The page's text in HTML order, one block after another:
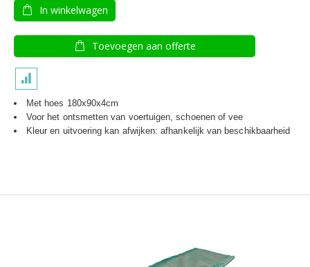
In winkelwagen
Toevoegen aan offerte
Met hoes 180x90x4cm
Voor het ontsmetten van voertuigen, schoenen of vee
Kleur en uitvoering kan afwijken: afhankelijk van beschikbaarheid